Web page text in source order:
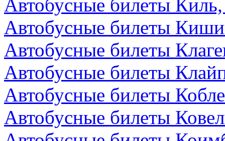
Автобусные билеты
Автобусные билеты
Автобусные билеты
Автобусные билеты
Автобусные билеты
Автобусные билеты